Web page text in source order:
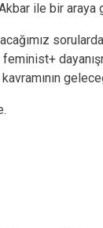
ile bir araya
görmek